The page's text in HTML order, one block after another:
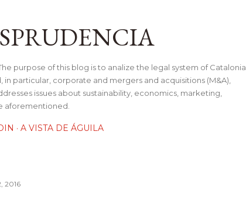
purpose of this blog is to analize the legal system of Catalonia,
particular, corporate and mergers and acquisitions (M&A),
issues about sustainability, economics, marketing,
aforementioned.
A VISTA DE ÁGUILA
2016